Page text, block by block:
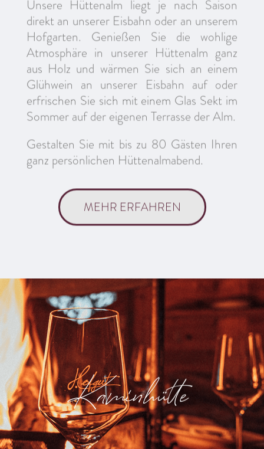
direkt an unserer Eisbahn oder an unserem
Hofgarten. Genießen Sie die wohlige
Atmosphäre in unserer Hüttenalm ganz
aus Holz und wärmen Sie sich an einem
Glühwein an unserer Eisbahn auf oder
erfrischen Sie sich mit einem Glas Sekt im
Sommer auf der eigenen Terrasse der Alm.
Gestalten Sie mit bis zu 80 Gästen Ihren
ganz persönlichen Hüttenalmabend.
MEHR ERFAHREN
Kaminhütte